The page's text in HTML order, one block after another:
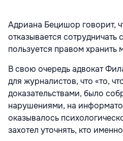
Адриана Бецишор говорит,
отказывается сотрудничать
пользуется правом хранить
В свою очередь адвокат
для журналистов, что «то,
доказательствами, было
нарушениями, на
оказывалось
захотел уточнять, кто